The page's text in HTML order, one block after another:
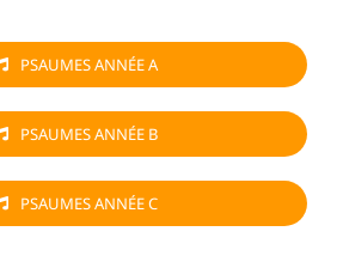
PSAUMES ANNÉE A
PSAUMES ANNÉE B
PSAUMES ANNÉE C